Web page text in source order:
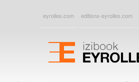
eyrolles.com editions-eyrolles.com